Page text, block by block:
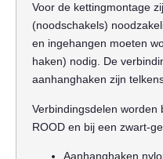
Voor de kettingmontage
(noodschakels)
en ingehangen moeten
haken) nodig. De
aanhanghaken zijn
Verbindingsdelen worden
ROOD en bij een zwart-
Aanhanghaken